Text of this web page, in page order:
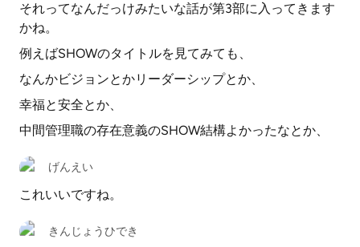
それってなんだっけみたいな話が第3部に入ってきます
かね。
例えばSHOWのタイトルを見てみても、
なんかビジョンとかリーダーシップとか、
幸福と安全とか、
中間管理職の存在意義のSHOW結構よかったなとか、
げんえい
これいいですね。
きんじょうひでき